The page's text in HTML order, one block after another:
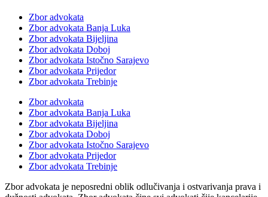
Zbor advokata
Zbor advokata Banja Luka
Zbor advokata Bijeljina
Zbor advokata Doboj
Zbor advokata Istočno Sarajevo
Zbor advokata Prijedor
Zbor advokata Trebinje
Zbor advokata
Zbor advokata Banja Luka
Zbor advokata Bijeljina
Zbor advokata Doboj
Zbor advokata Istočno Sarajevo
Zbor advokata Prijedor
Zbor advokata Trebinje
Zbor advokata je neposredni oblik odlučivanja i ostvarivanja prava i